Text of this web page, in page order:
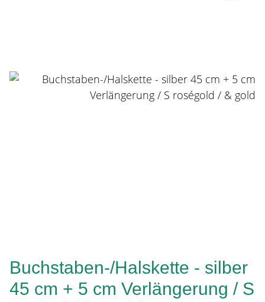
Buchstaben-/Halskette - silber
45 cm + 5 cm Verlängerung / S